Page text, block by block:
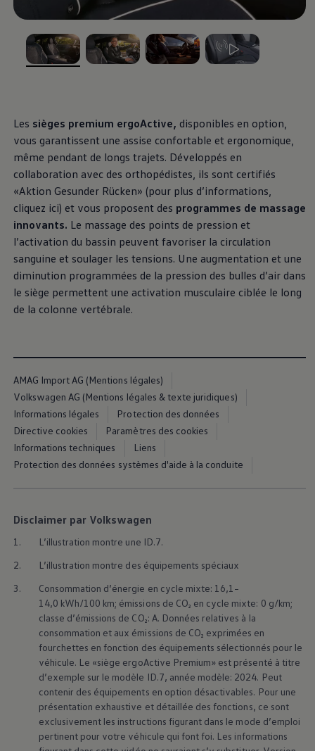
, 1 de 4
Les sièges premium ergoActive, disponibles en option,
vous garantissent une assise confortable et ergonomique,
même pendant de longs trajets. Développés en
collaboration avec des orthopédistes, ils sont certifiés
«Aktion Gesunder Rücken» (pour plus d’informations,
cliquez ici) et vous proposent des programmes de massage
innovants. Le massage des points de pression et
l’activation du bassin peuvent favoriser la circulation
sanguine et soulager les tensions. Une augmentation et une
diminution programmées de la pression des bulles d’air dans
le siège permettent une activation musculaire ciblée le long
de la colonne vertébrale.
AMAG Import AG (Mentions légales)
Volkswagen AG (Mentions légales & texte juridiques)
Informations légales
Protection des données
Directive cookies
Paramètres des cookies
Informations techniques
Liens
Protection des données systèmes d'aide à la conduite
Disclaimer par Volkswagen
1.
L’illustration montre une ID.7.
2.
L’illustration montre des équipements spéciaux
3.
Consommation d’énergie en cycle mixte: 16,1–
14,0 kWh/100 km; émissions de CO₂ en cycle mixte: 0 g/km;
classe d’émissions de CO₂: A. Données relatives à la
consommation et aux émissions de CO₂ exprimées en
fourchettes en fonction des équipements sélectionnés pour le
véhicule. Le «siège ergoActive Premium» est présenté à titre
d’exemple sur le modèle ID.7, année modèle: 2024. Peut
contenir des équipements en option désactivables. Pour une
présentation exhaustive et détaillée des fonctions, ce sont
exclusivement les instructions figurant dans le mode d’emploi
pertinent pour votre véhicule qui font foi. Les informations